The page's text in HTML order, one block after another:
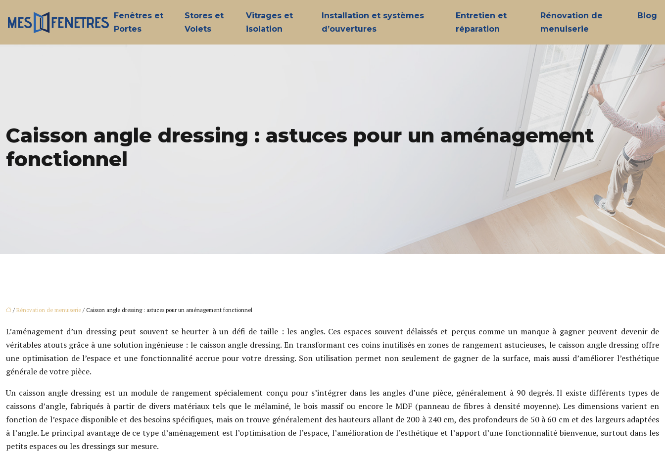
Fenêtres et
Portes
Stores et
Volets
Vitrages et
isolation
Installation et systèmes
d’ouvertures
Entretien et
réparation
Rénovation de
menuiserie
Blog
Caisson angle dressing : astuces pour un aménagement
fonctionnel
/ Rénovation de menuiserie / Caisson angle dressing : astuces pour un aménagement fonctionnel
L’aménagement d’un dressing peut souvent se heurter à un défi de taille : les angles. Ces espaces souvent délaissés et perçus comme un manque à gagner peuvent devenir de
véritables atouts grâce à une solution ingénieuse : le caisson angle dressing. En transformant ces coins inutilisés en zones de rangement astucieuses, le caisson angle dressing offre
une optimisation de l’espace et une fonctionnalité accrue pour votre dressing. Son utilisation permet non seulement de gagner de la surface, mais aussi d’améliorer l’esthétique
générale de votre pièce.
Un caisson angle dressing est un module de rangement spécialement conçu pour s’intégrer dans les angles d’une pièce, généralement à 90 degrés. Il existe différents types de
caissons d’angle, fabriqués à partir de divers matériaux tels que le mélaminé, le bois massif ou encore le MDF (panneau de fibres à densité moyenne). Les dimensions varient en
fonction de l’espace disponible et des besoins spécifiques, mais on trouve généralement des hauteurs allant de 200 à 240 cm, des profondeurs de 50 à 60 cm et des largeurs adaptées
à l’angle. Le principal avantage de ce type d’aménagement est l’optimisation de l’espace, l’amélioration de l’esthétique et l’apport d’une fonctionnalité bienvenue, surtout dans les
petits espaces ou les dressings sur mesure.